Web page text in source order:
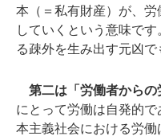
本（＝私有財産）が、
していくという意味で
る疎外を生み出す元凶で
第二は「労働者からの
にとって労働は自発的
本主義社会における労